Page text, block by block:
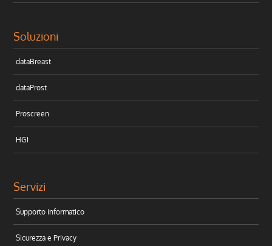
Soluzioni
dataBreast
dataProst
Proscreen
HGI
Servizi
Supporto informatico
Sicurezza e Privacy